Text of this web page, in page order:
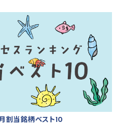
割当銘柄ベスト10